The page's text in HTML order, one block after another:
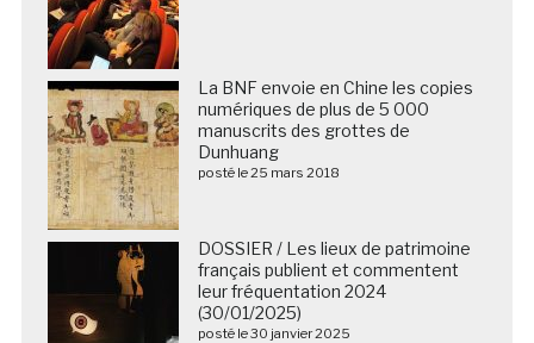
La BNF envoie en Chine les copies
numériques de plus de 5 000
manuscrits des grottes de
Dunhuang
posté le 25 mars 2018
DOSSIER / Les lieux de patrimoine
français publient et commentent
leur fréquentation 2024
(30/01/2025)
posté le 30 janvier 2025